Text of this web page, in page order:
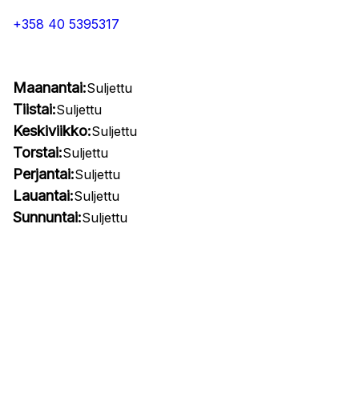
+358 40 5395317
Maanantai:Suljettu
Tiistai:Suljettu
Keskiviikko:Suljettu
Torstai:Suljettu
Perjantai:Suljettu
Lauantai:Suljettu
Sunnuntai:Suljettu